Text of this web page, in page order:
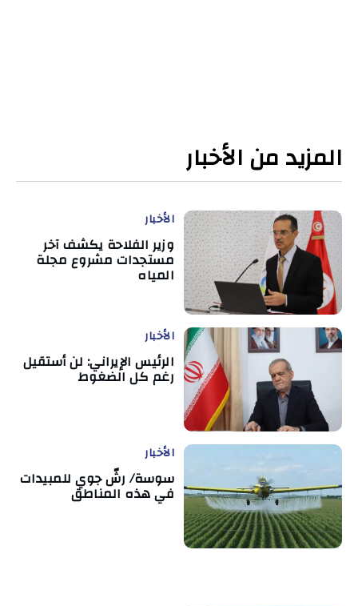
المزيد من الأخبار
الأخبار
وزير الفلاحة يكشف آخر
مستجدات مشروع مجلة
المياه
الأخبار
الرئيس الإيراني: لن أستقيل
رغم كل الضغوط
الأخبار
سوسة/ رشّ جوي للمبيدات
في هذه المناطق